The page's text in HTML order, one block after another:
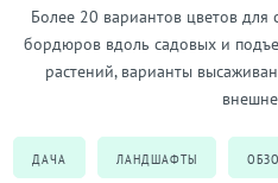
Более 20 вариантов цветов для
бордюров вдоль садовых и
растений, варианты
ДАЧА ЛАНДШАФТЫ